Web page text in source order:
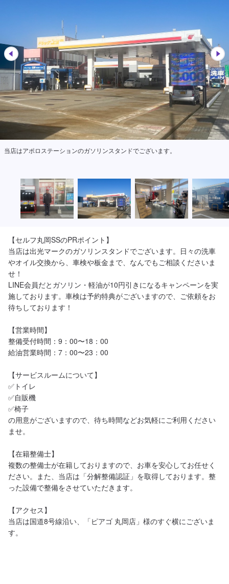
屋内で座ってお待ちいただける待合スペースをご用意しております。
【セルフ丸岡SSのPRポイント】
当店は出光マークのガソリンスタンドでございます。日々の洗車
やオイル交換から、車検や板金まで、なんでもご相談くださいま
せ！
LINE会員だとガソリン・軽油が10円引きになるキャンペーンを実
施しております。車検は予約特典がございますので、ご依頼をお
待ちしております！
【営業時間】
整備受付時間：9：00〜18：00
給油営業時間：7：00〜23：00
【サービスルームについて】
✅トイレ
✅自販機
✅椅子
の用意がございますので、待ち時間などお気軽にご利用ください
ませ。
【在籍整備士】
複数の整備士が在籍しておりますので、お車を安心してお任せく
ださい。また、当店は「分解整備認証」を取得しております。整
った設備で整備をさせていただきます。
【アクセス】
当店は国道8号線沿い、「ピアゴ 丸岡店」様のすぐ横にございま
す。